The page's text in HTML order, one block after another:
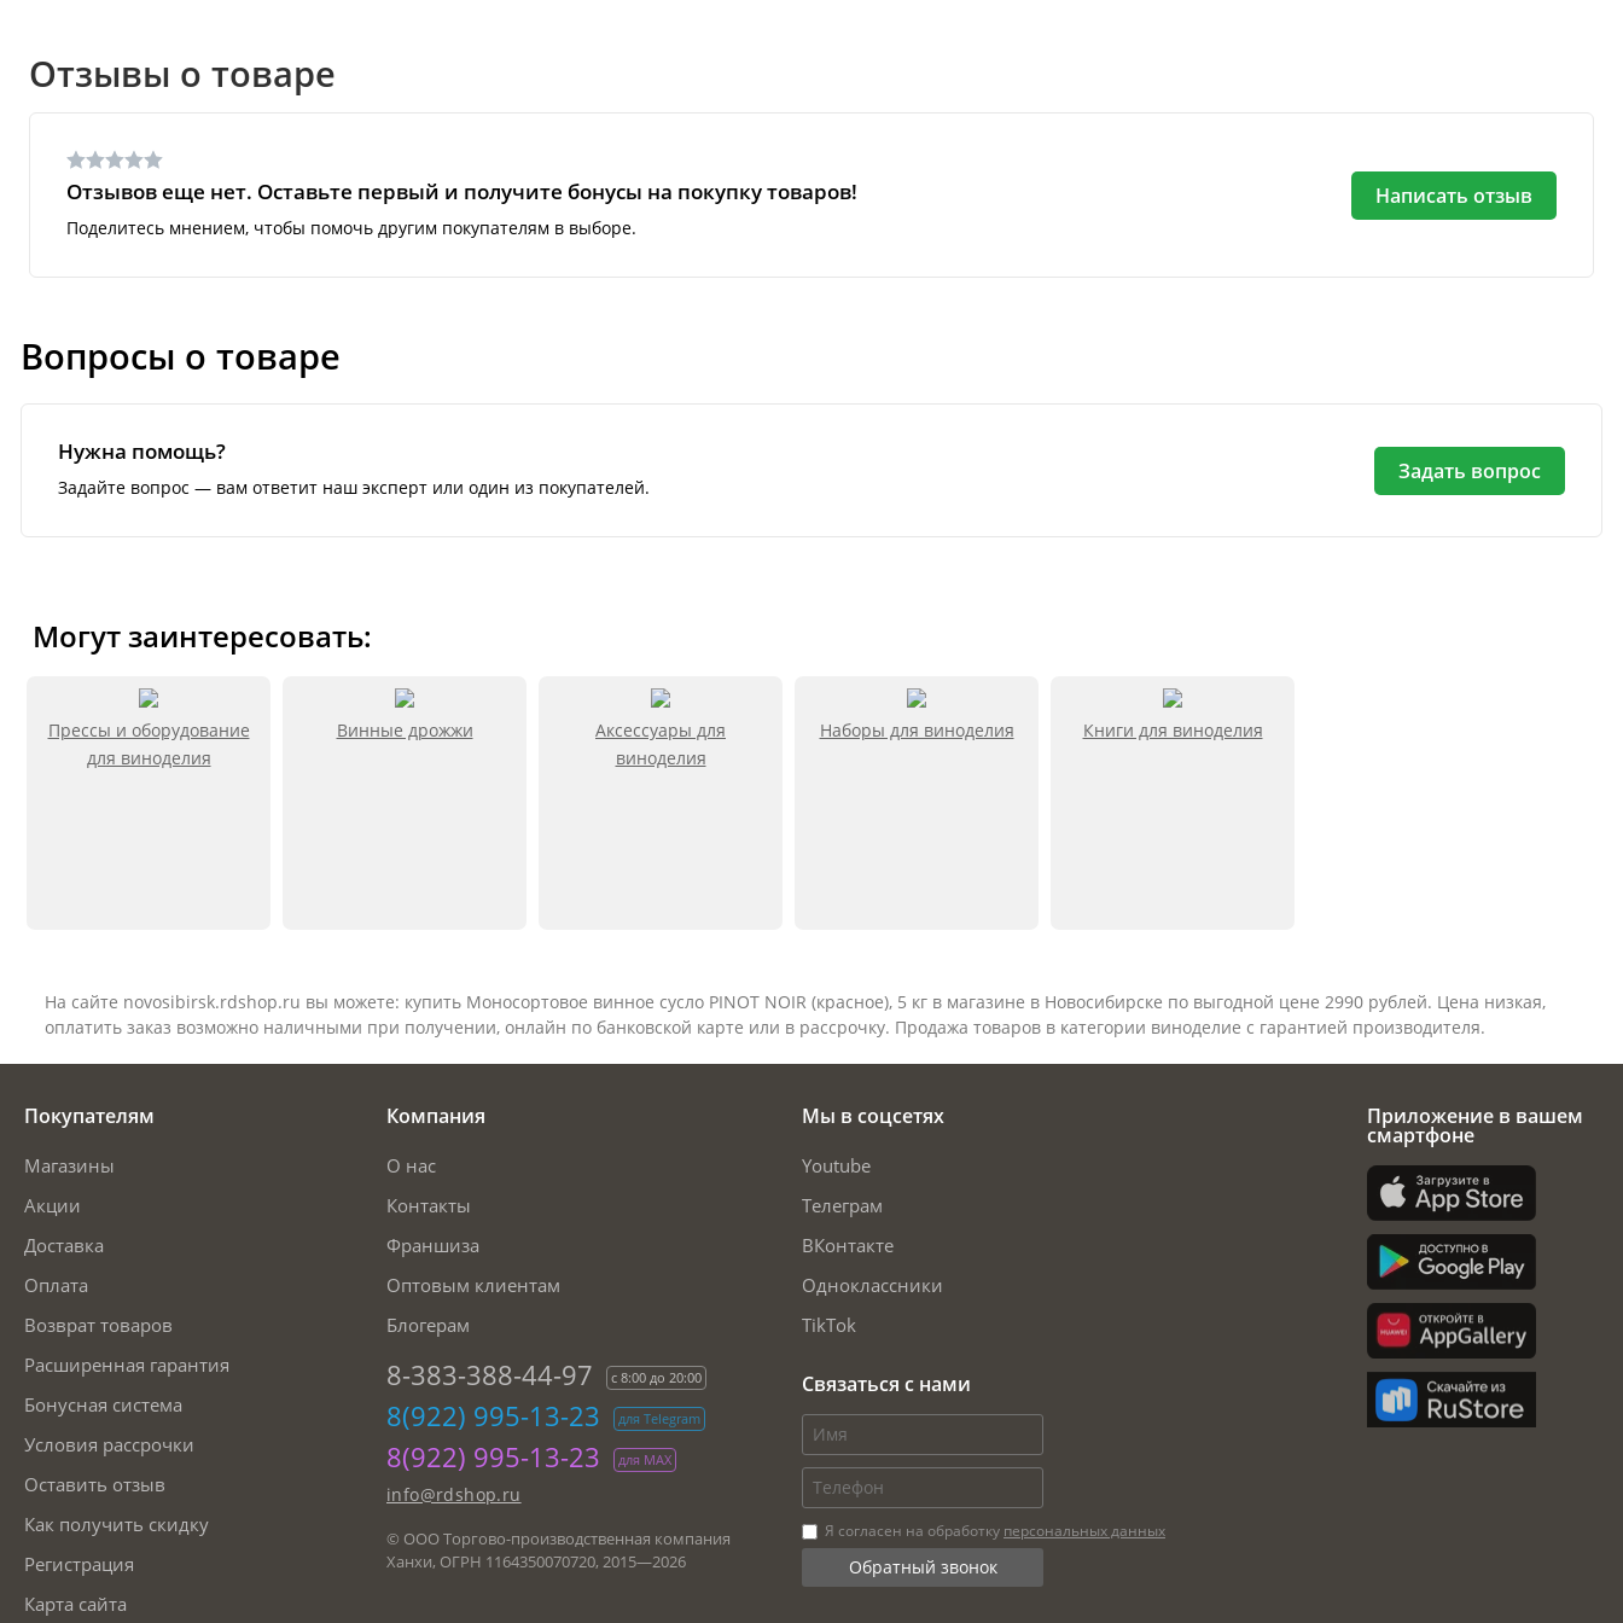
Отзывы о товаре
Отзывов еще нет. Оставьте первый и получите бонусы на покупку товаров!
Поделитесь мнением, чтобы помочь другим покупателям в выборе.
Написать отзыв
Вопросы о товаре
Нужна помощь?
Задайте вопрос — вам ответит наш эксперт или один из покупателей.
Задать вопрос
Могут заинтересовать:
Прессы и оборудование
для виноделия
Винные дрожжи
Аксессуары для
виноделия
Наборы для виноделия Книги для виноделия
На сайте novosibirsk.rdshop.ru вы можете: купить Моносортовое винное сусло PINOT NOIR (красное), 5 кг в магазине в Новосибирске по выгодной цене 2990 рублей. Цена низкая,
оплатить заказ возможно наличными при получении, онлайн по банковской карте или в рассрочку. Продажа товаров в категории виноделие с гарантией производителя.
Покупателям
Магазины
Акции
Доставка
Оплата
Возврат товаров
Расширенная гарантия
Бонусная система
Условия рассрочки
Оставить отзыв
Как получить скидку
Регистрация
Карта сайта
Компания
О нас
Контакты
Франшиза
Оптовым клиентам
Блогерам
8-383-388-44-97 с 8:00 до 20:00
8(922) 995-13-23 для Telegram
8(922) 995-13-23 для МАХ
info@rdshop.ru
© ООО Торгово-производственная компания
Ханхи, ОГРН 1164350070720, 2015—2026
Мы в соцсетях
Youtube
Телеграм
ВКонтакте
Одноклассники
TikTok
Связаться с нами
Я согласен на обработку персональных данных
Приложение в вашем
смартфоне